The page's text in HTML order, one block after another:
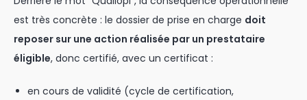
est très concrète : le dossier de prise en charge doit
reposer sur une action réalisée par un prestataire
éligible, donc certifié, avec un certificat :
en cours de validité (cycle de certification,